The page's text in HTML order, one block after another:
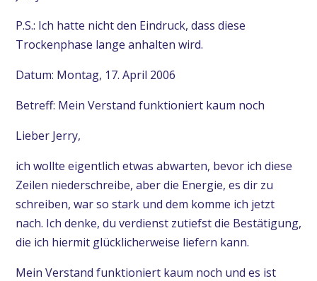
P.S.: Ich hatte nicht den Eindruck, dass diese
Trockenphase lange anhalten wird.
Datum: Montag, 17. April 2006
Betreff: Mein Verstand funktioniert kaum noch
Lieber Jerry,
ich wollte eigentlich etwas abwarten, bevor ich diese
Zeilen niederschreibe, aber die Energie, es dir zu
schreiben, war so stark und dem komme ich jetzt
nach. Ich denke, du verdienst zutiefst die Bestätigung,
die ich hiermit glücklicherweise liefern kann.
Mein Verstand funktioniert kaum noch und es ist